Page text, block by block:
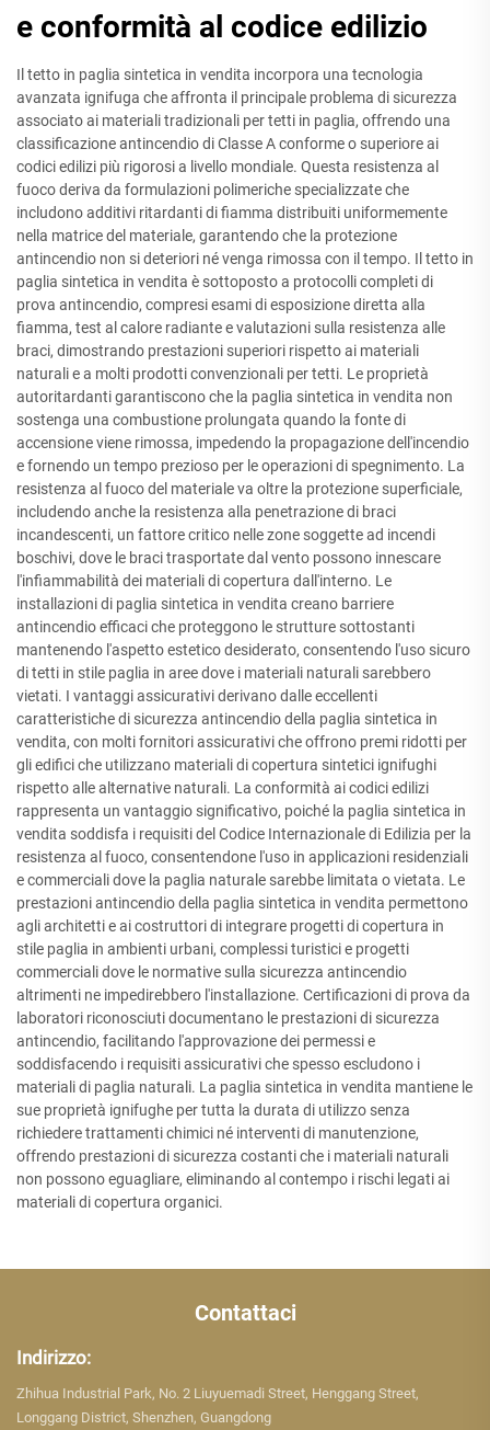
e conformità al codice edilizio
Il tetto in paglia sintetica in vendita incorpora una tecnologia
avanzata ignifuga che affronta il principale problema di sicurezza
associato ai materiali tradizionali per tetti in paglia, offrendo una
classificazione antincendio di Classe A conforme o superiore ai
codici edilizi più rigorosi a livello mondiale. Questa resistenza al
fuoco deriva da formulazioni polimeriche specializzate che
includono additivi ritardanti di fiamma distribuiti uniformemente
nella matrice del materiale, garantendo che la protezione
antincendio non si deteriori né venga rimossa con il tempo. Il tetto in
paglia sintetica in vendita è sottoposto a protocolli completi di
prova antincendio, compresi esami di esposizione diretta alla
fiamma, test al calore radiante e valutazioni sulla resistenza alle
braci, dimostrando prestazioni superiori rispetto ai materiali
naturali e a molti prodotti convenzionali per tetti. Le proprietà
autoritardanti garantiscono che la paglia sintetica in vendita non
sostenga una combustione prolungata quando la fonte di
accensione viene rimossa, impedendo la propagazione dell'incendio
e fornendo un tempo prezioso per le operazioni di spegnimento. La
resistenza al fuoco del materiale va oltre la protezione superficiale,
includendo anche la resistenza alla penetrazione di braci
incandescenti, un fattore critico nelle zone soggette ad incendi
boschivi, dove le braci trasportate dal vento possono innescare
l'infiammabilità dei materiali di copertura dall'interno. Le
installazioni di paglia sintetica in vendita creano barriere
antincendio efficaci che proteggono le strutture sottostanti
mantenendo l'aspetto estetico desiderato, consentendo l'uso sicuro
di tetti in stile paglia in aree dove i materiali naturali sarebbero
vietati. I vantaggi assicurativi derivano dalle eccellenti
caratteristiche di sicurezza antincendio della paglia sintetica in
vendita, con molti fornitori assicurativi che offrono premi ridotti per
gli edifici che utilizzano materiali di copertura sintetici ignifughi
rispetto alle alternative naturali. La conformità ai codici edilizi
rappresenta un vantaggio significativo, poiché la paglia sintetica in
vendita soddisfa i requisiti del Codice Internazionale di Edilizia per la
resistenza al fuoco, consentendone l'uso in applicazioni residenziali
e commerciali dove la paglia naturale sarebbe limitata o vietata. Le
prestazioni antincendio della paglia sintetica in vendita permettono
agli architetti e ai costruttori di integrare progetti di copertura in
stile paglia in ambienti urbani, complessi turistici e progetti
commerciali dove le normative sulla sicurezza antincendio
altrimenti ne impedirebbero l'installazione. Certificazioni di prova da
laboratori riconosciuti documentano le prestazioni di sicurezza
antincendio, facilitando l'approvazione dei permessi e
soddisfacendo i requisiti assicurativi che spesso escludono i
materiali di paglia naturali. La paglia sintetica in vendita mantiene le
sue proprietà ignifughe per tutta la durata di utilizzo senza
richiedere trattamenti chimici né interventi di manutenzione,
offrendo prestazioni di sicurezza costanti che i materiali naturali
non possono eguagliare, eliminando al contempo i rischi legati ai
materiali di copertura organici.
Contattaci
Indirizzo:
Zhihua Industrial Park, No. 2 Liuyuemadi Street, Henggang Street,
Longgang District, Shenzhen, Guangdong